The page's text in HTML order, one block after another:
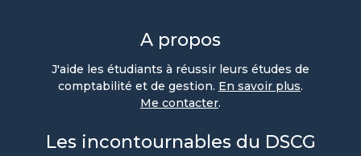
A propos
J'aide les étudiants à réussir leurs études de
comptabilité et de gestion. En savoir plus.
Me contacter.
Les incontournables du DSCG